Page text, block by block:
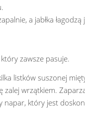
a jabłka
zawsze pasuje.
listków suszonej
zalej wrzątkiem.
napar, który jest